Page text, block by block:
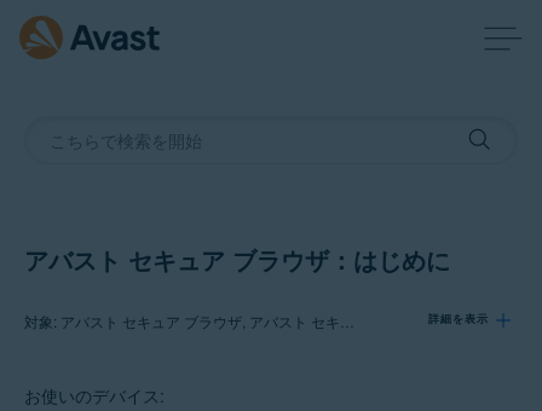
アバスト セキュア ブラウザ：はじめに
詳細を表示
お使いのデバイス: